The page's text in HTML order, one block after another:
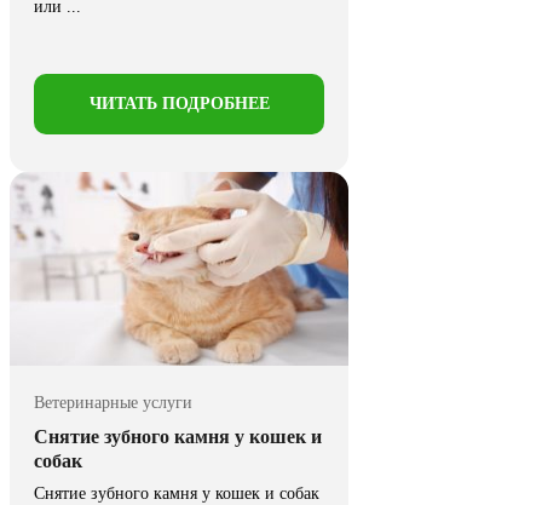
или ...
ЧИТАТЬ ПОДРОБНЕЕ
Ветеринарные услуги
Снятие зубного камня у кошек и
собак
Снятие зубного камня у кошек и собак